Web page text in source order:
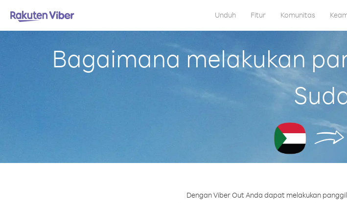
Unduh Fitur Komunitas
Bagaimana melakukan
Dengan Viber Out Anda dapat melakukan